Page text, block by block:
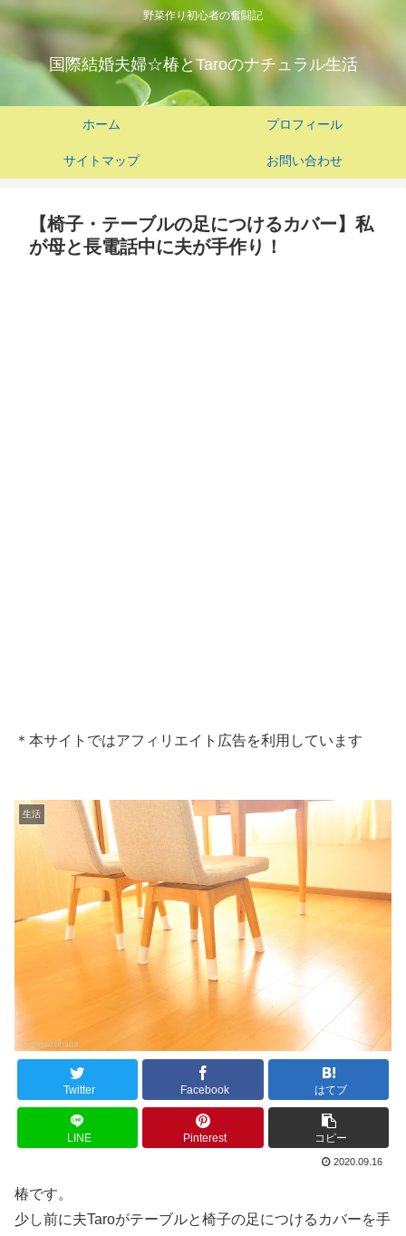
野菜作り初心者の奮闘記
国際結婚夫婦☆椿とTaroのナチュラル生活
ホーム プロフィール
サイトマップ お問い合わせ
【椅子・テーブルの足につけるカバー】私
が母と長電話中に夫が手作り！
＊本サイトではアフィリエイト広告を利用しています
生活
Twitter Facebook はてブ
LINE Pinterest コピー
2020.09.16
椿です。
少し前に夫Taroがテーブルと椅子の足につけるカバーを手